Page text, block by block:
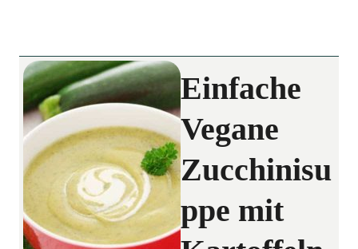
Einfache
Vegane
Zucchinisu
ppe mit